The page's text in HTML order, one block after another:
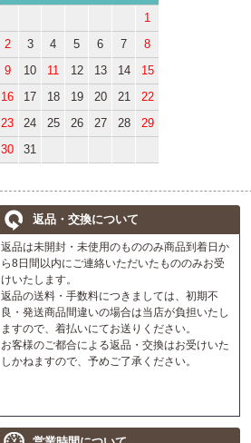
1
2
3 4 5 6 7
8
9
10 11 12 13 14
15
16
17 18 19 20 21
22
23
24 25 26 27 28
29
30
31
返品・交換について
返品は未開封・未使用のもののみ商品到着日か
ら8日間以内にご連絡いただいたもののみお受
けいたします。
返品の送料・手数料につきましては、初期不
良・発送商品間違いの場合は当店が負担いたし
ますので、着払いにてお送りください。
お客様のご都合による返品・交換はお受けいた
しかねますので、予めご了承ください。